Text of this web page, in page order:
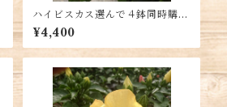
ハイビスカス選んで４鉢同時購
入 送料別
¥4,400